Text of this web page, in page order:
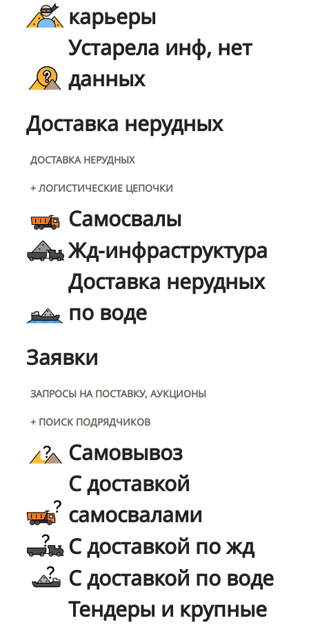
карьеры
Устарела инф, нет
данных
Доставка нерудных
ДОСТАВКА НЕРУДНЫХ
+ ЛОГИСТИЧЕСКИЕ ЦЕПОЧКИ
Самосвалы
Жд-инфраструктура
Доставка нерудных
по воде
Заявки
ЗАПРОСЫ НА ПОСТАВКУ, АУКЦИОНЫ
+ ПОИСК ПОДРЯДЧИКОВ
Самовывоз
С доставкой
самосвалами
С доставкой по жд
С доставкой по воде
Тендеры и крупные